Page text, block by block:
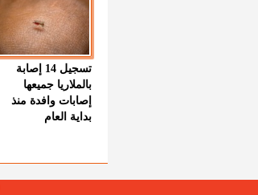
تسجيل 14 إصابة
بالملاريا جميعها
إصابات وافدة منذ
بداية العام